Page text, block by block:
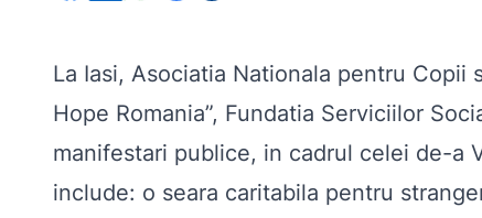
La Iasi, Asociatia Nationala pentru Copii
Hope Romania”, Fundatia Serviciilor
manifestari publice, in cadrul celei de-a
include: o seara caritabila pentru